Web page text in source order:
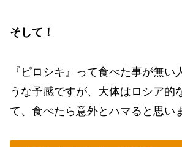
そして！
『ピロシキ』って食べた事が無い
うな予感ですが、大体はロシア的
て、食べたら意外とハマると思い